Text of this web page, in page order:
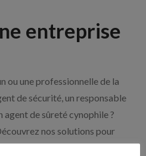
entreprise
ou une professionnelle de la
de sécurité, un responsable
agent de sûreté cynophile ?
nos solutions pour